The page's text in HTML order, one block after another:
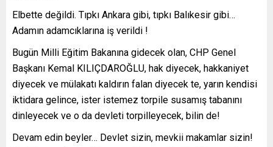
Elbette değildi. Tıpkı Ankara gibi, tıpkı Balıkesir gibi…
Adamın adamcıklarına iş verildi !
Bugün Milli Eğitim Bakanına gidecek olan, CHP Genel
Başkanı Kemal KILIÇDAROĞLU, hak diyecek, hakkaniyet
diyecek ve mülakatı kaldırın falan diyecek te, yarın kendisi
iktidara gelince, ister istemez torpile susamış tabanını
dinleyecek ve o da devleti torpilleyecek, bilin de!
Devam edin beyler… Devlet sizin, mevkii makamlar sizin!